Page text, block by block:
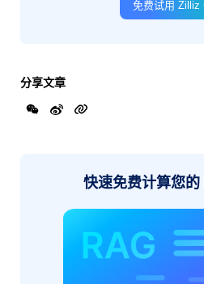
免费试用 Zilliz
分享文章
快速免费计算您的